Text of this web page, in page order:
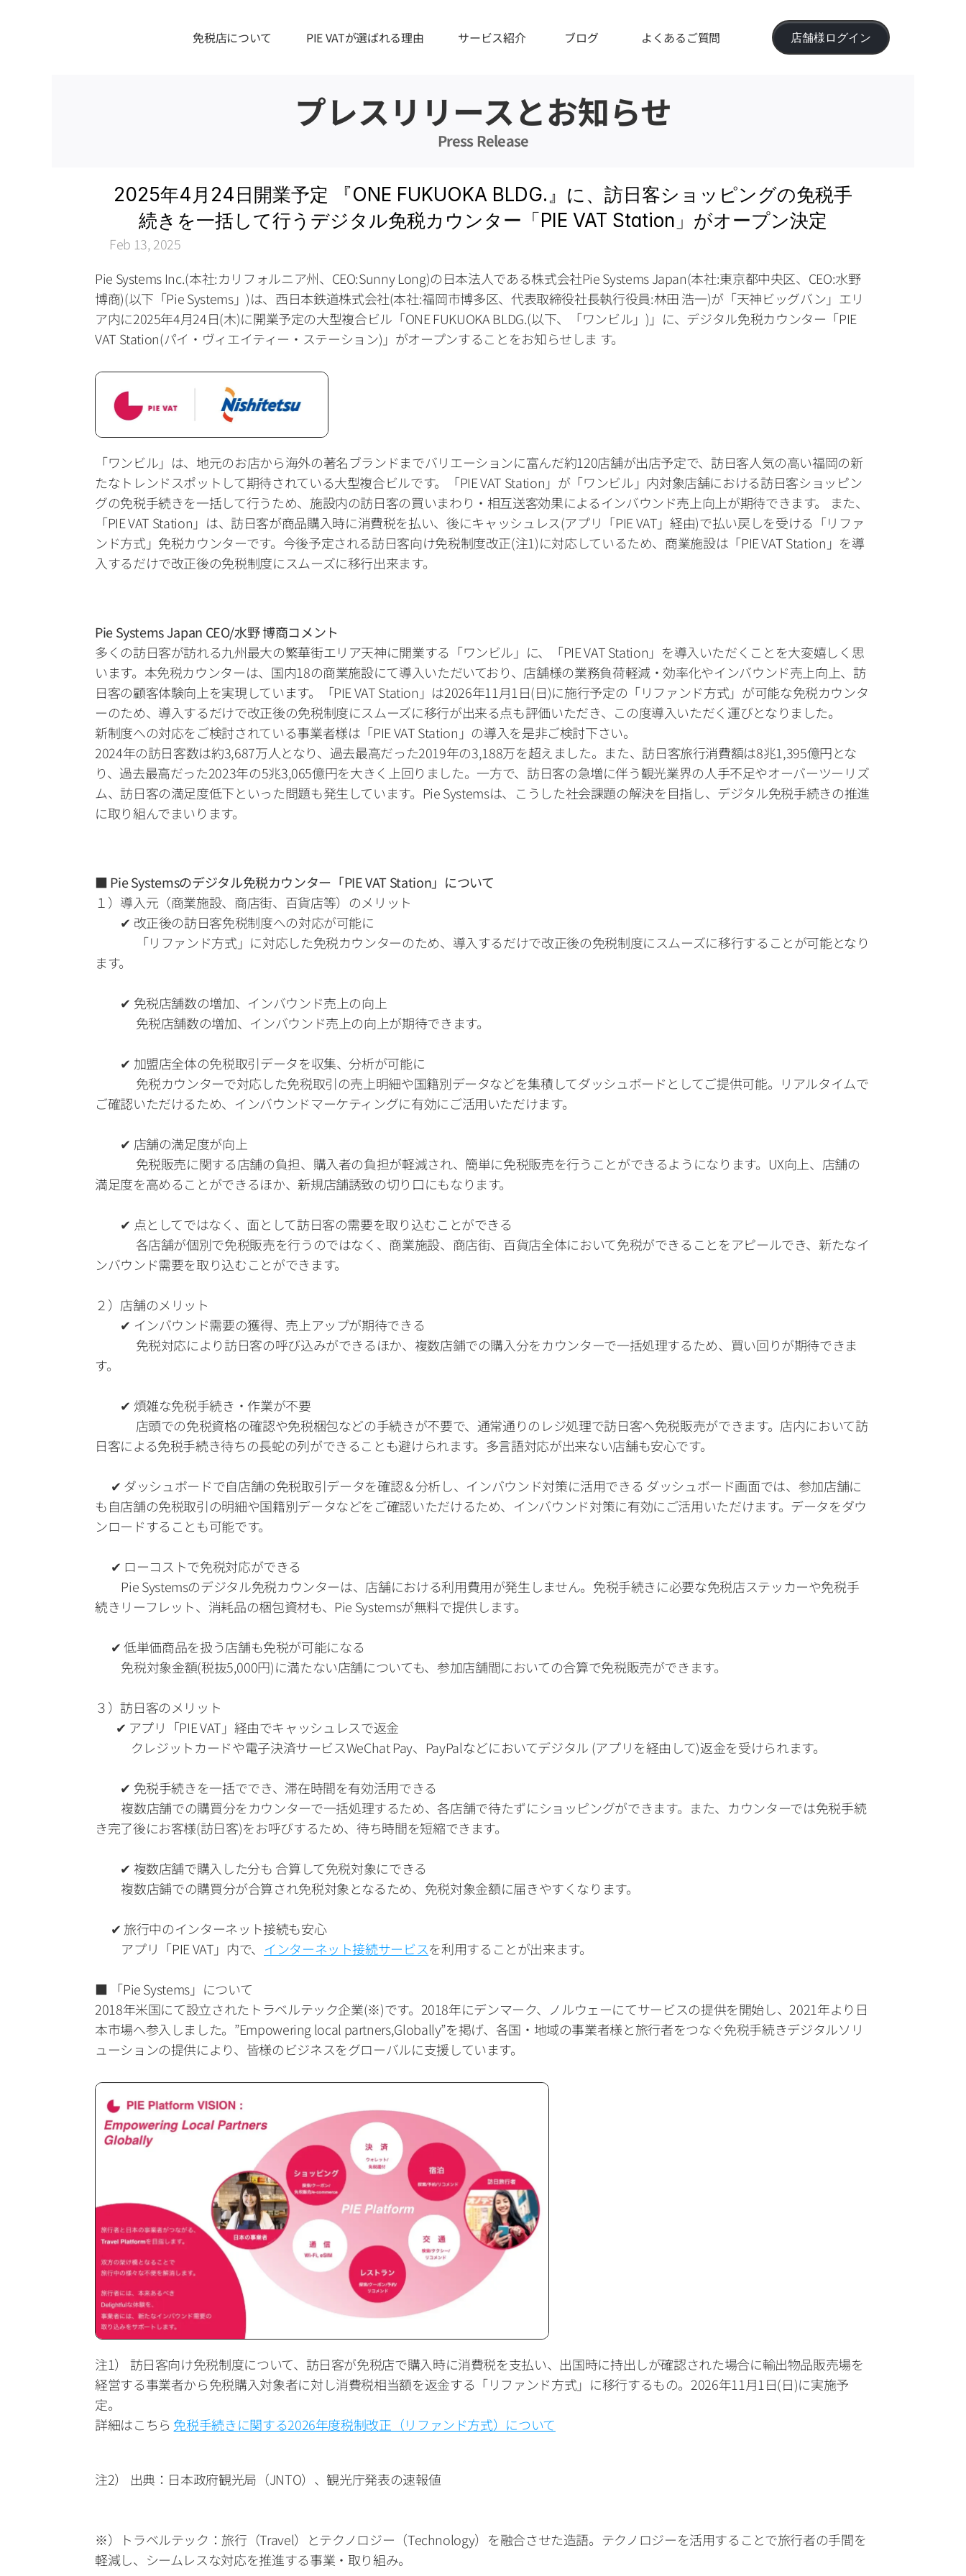
免税店について PIE VATが選ばれる理由 サービス紹介 ブログ よくあるご質問 店舗様ログイン
プレスリリースとお知らせ
Press Release
2025年4月24日開業予定 『ONE FUKUOKA BLDG.』に、訪日客ショッピングの免税手
続きを一括して行うデジタル免税カウンター「PIE VAT Station」がオープン決定
Feb 13, 2025
Pie Systems Inc.(本社:カリフォルニア州、CEO:Sunny Long)の日本法人である株式会社Pie Systems Japan(本社:東京都中央区、CEO:水野
博商)(以下「Pie Systems」)は、西日本鉄道株式会社(本社:福岡市博多区、代表取締役社長執行役員:林田 浩一)が「天神ビッグバン」エリ
ア内に2025年4月24日(木)に開業予定の大型複合ビル「ONE FUKUOKA BLDG.(以下、「ワンビル」)」に、デジタル免税カウンター「PIE
VAT Station(パイ・ヴィエイティー・ステーション)」がオープンすることをお知らせしま す。
「ワンビル」は、地元のお店から海外の著名ブランドまでバリエーションに富んだ約120店舗が出店予定で、訪日客人気の高い福岡の新
たなトレンドスポットして期待されている大型複合ビルです。「PIE VAT Station」が「ワンビル」内対象店舗における訪日客ショッピン
グの免税手続きを一括して行うため、施設内の訪日客の買いまわり・相互送客効果によるインバウンド売上向上が期待できます。 また、
「PIE VAT Station」は、訪日客が商品購入時に消費税を払い、後にキャッシュレス(アプリ「PIE VAT」経由)で払い戻しを受ける「リファ
ンド方式」免税カウンターです。今後予定される訪日客向け免税制度改正(注1)に対応しているため、商業施設は「PIE VAT Station」を導
入するだけで改正後の免税制度にスムーズに移行出来ます。
Pie Systems Japan CEO/水野 博商コメント
多くの訪日客が訪れる九州最大の繁華街エリア天神に開業する「ワンビル」に、「PIE VAT Station」を導入いただくことを大変嬉しく思
います。本免税カウンターは、国内18の商業施設にて導入いただいており、店舗様の業務負荷軽減・効率化やインバウンド売上向上、訪
日客の顧客体験向上を実現しています。「PIE VAT Station」は2026年11月1日(日)に施行予定の「リファンド方式」が可能な免税カウンタ
ーのため、導入するだけで改正後の免税制度にスムーズに移行が出来る点も評価いただき、この度導入いただく運びとなりました。
新制度への対応をご検討されている事業者様は「PIE VAT Station」の導入を是非ご検討下さい。
2024年の訪日客数は約3,687万人となり、過去最高だった2019年の3,188万を超えました。また、訪日客旅行消費額は8兆1,395億円とな
り、過去最高だった2023年の5兆3,065億円を大きく上回りました。一方で、訪日客の急増に伴う観光業界の人手不足やオーバーツーリズ
ム、訪日客の満足度低下といった問題も発生しています。Pie Systemsは、こうした社会課題の解決を目指し、デジタル免税手続きの推進
に取り組んでまいります。
■ Pie Systemsのデジタル免税カウンター「PIE VAT Station」について
１）導入元（商業施設、商店街、百貨店等）のメリット
✔ 改正後の訪日客免税制度への対応が可能に
「リファンド方式」に対応した免税カウンターのため、導入するだけで改正後の免税制度にスムーズに移行することが可能となり
ます。
✔ 免税店舗数の増加、インバウンド売上の向上
免税店舗数の増加、インバウンド売上の向上が期待できます。
✔ 加盟店全体の免税取引データを収集、分析が可能に
免税カウンターで対応した免税取引の売上明細や国籍別データなどを集積してダッシュボードとしてご提供可能。リアルタイムで
ご確認いただけるため、インバウンドマーケティングに有効にご活用いただけます。
✔ 店舗の満足度が向上
免税販売に関する店舗の負担、購入者の負担が軽減され、簡単に免税販売を行うことができるようになります。UX向上、店舗の
満足度を高めることができるほか、新規店舗誘致の切り口にもなります。
✔ 点としてではなく、面として訪日客の需要を取り込むことができる
各店舗が個別で免税販売を行うのではなく、商業施設、商店街、百貨店全体において免税ができることをアピールでき、新たなイ
ンバウンド需要を取り込むことができます。
２）店舗のメリット
✔ インバウンド需要の獲得、売上アップが期待できる
免税対応により訪日客の呼び込みができるほか、複数店鋪での購入分をカウンターで一括処理するため、買い回りが期待できま
す。
✔ 煩雑な免税手続き・作業が不要
店頭での免税資格の確認や免税梱包などの手続きが不要で、通常通りのレジ処理で訪日客へ免税販売ができます。店内において訪
日客による免税手続き待ちの長蛇の列ができることも避けられます。多言語対応が出来ない店舗も安心です。
✔ ダッシュボードで自店舗の免税取引データを確認＆分析し、インバウンド対策に活用できる ダッシュボード画面では、参加店舗に
も自店舗の免税取引の明細や国籍別データなどをご確認いただけるため、インバウンド対策に有効にご活用いただけます。データをダウ
ンロードすることも可能です。
✔ ローコストで免税対応ができる
Pie Systemsのデジタル免税カウンターは、店舗における利用費用が発生しません。免税手続きに必要な免税店ステッカーや免税手
続きリーフレット、消耗品の梱包資材も、Pie Systemsが無料で提供します。
✔ 低単価商品を扱う店舗も免税が可能になる
免税対象金額(税抜5,000円)に満たない店舗についても、参加店舗間においての合算で免税販売ができます。
３）訪日客のメリット
✔ アプリ「PIE VAT」経由でキャッシュレスで返金
クレジットカードや電子決済サービスWeChat Pay、PayPalなどにおいてデジタル (アプリを経由して)返金を受けられます。
✔ 免税手続きを一括ででき、滞在時間を有効活用できる
複数店舗での購買分をカウンターで一括処理するため、各店舗で待たずにショッピングができます。また、カウンターでは免税手続
き完了後にお客様(訪日客)をお呼びするため、待ち時間を短縮できます。
✔ 複数店舗で購入した分も 合算して免税対象にできる
複数店鋪での購買分が合算され免税対象となるため、免税対象金額に届きやすくなります。
✔ 旅行中のインターネット接続も安心
アプリ「PIE VAT」内で、 インターネット接続サービスを利用することが出来ます。
■ 「Pie Systems」について
2018年米国にて設立されたトラベルテック企業(※)です。2018年にデンマーク、ノルウェーにてサービスの提供を開始し、2021年より日
本市場へ参入しました。”Empowering local partners,Globally”を掲げ、各国・地域の事業者様と旅行者をつなぐ免税手続きデジタルソリ
ューションの提供により、皆様のビジネスをグローバルに支援しています。
注1） 訪日客向け免税制度について、訪日客が免税店で購入時に消費税を支払い、出国時に持出しが確認された場合に輸出物品販売場を
経営する事業者から免税購入対象者に対し消費税相当額を返金する「リファンド方式」に移行するもの。2026年11月1日(日)に実施予
定。
詳細はこちら 免税手続きに関する2026年度税制改正（リファンド方式）について
注2） 出典：日本政府観光局（JNTO）、観光庁発表の速報値
※）トラベルテック：旅行（Travel）とテクノロジー（Technology）を融合させた造語。テクノロジーを活用することで旅行者の手間を
軽減し、シームレスな対応を推進する事業・取り組み。